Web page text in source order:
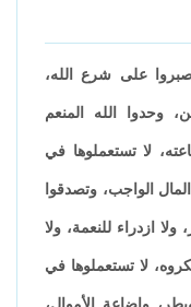
على شرع الله،
وحدوا الله المنعم
لا تستعملوها في
الواجب، وتصدقوا
ازدراء للنعمة، ولا
لا تستعملوها في